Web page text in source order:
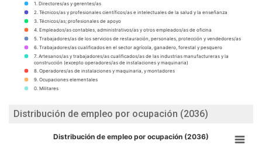
1. Directores/as y gerentes/as
2. Técnicos/as y profesionales científicos/as e intelectuales de la salud y la enseñanza
3. Técnicos/as; profesionales de apoyo
4. Empleados/as contables, administrativos/as y otros empleados/as de oficina
5. Trabajadores/as de los servicios de restauración, personales, protección y vendedores/as
6. Trabajadores/as cualificados en el sector agrícola, ganadero, forestal y pesquero
7. Artesanos/as y trabajadores/as cualificados/as de las industrias manufactureras y la
construcción (excepto operadores/as de instalaciones y maquinaria)
8. Operadores/as de instalaciones y maquinaria, y montadores
9. Ocupaciones elementales
0. Militares
Distribución de empleo por ocupación (2036)
Distribución de empleo por ocupación (2036)